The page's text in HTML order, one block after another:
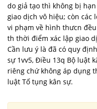
do giả tạo thì không bị
giao dịch vô hiệu; còn các
vi phạm về hình thưcn
th thời điểm xác lập giao
Cần lưu ý là đã có quy
sự 1vv5, Điều 13q Bộ luật
riêng chứ không áp dụng
luật Tố tụng kân sự.